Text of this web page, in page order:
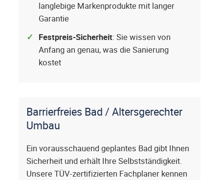
langlebige Markenprodukte mit langer
Garantie
Festpreis-Sicherheit: Sie wissen von
Anfang an genau, was die Sanierung
kostet
Barrierfreies Bad / Altersgerechter
Umbau
Ein vorausschauend geplantes Bad gibt Ihnen
Sicherheit und erhält Ihre Selbstständigkeit.
Unsere TÜV-zertifizierten Fachplaner kennen